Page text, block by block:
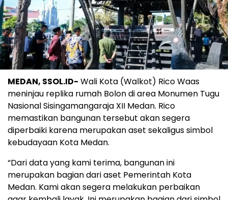
MEDAN, SSOL.ID- Wali Kota (Walkot) Rico Waas
meninjau replika rumah Bolon di area Monumen Tugu
Nasional Sisingamangaraja XII Medan. Rico
memastikan bangunan tersebut akan segera
diperbaiki karena merupakan aset sekaligus simbol
kebudayaan Kota Medan.
“Dari data yang kami terima, bangunan ini
merupakan bagian dari aset Pemerintah Kota
Medan. Kami akan segera melakukan perbaikan